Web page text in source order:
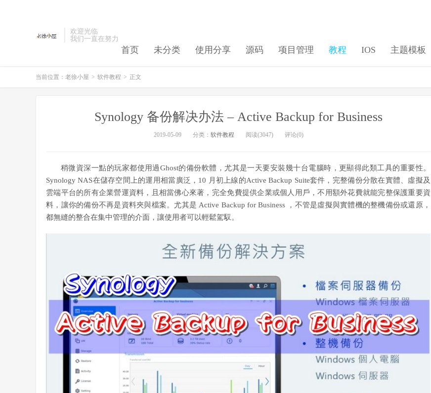
欢迎光临
我们一直在努力
首页 未分类 使用分享 源码 项目管理 教程 IOS 主题模板
当前位置： 老徐小屋 > 软件教程 > 正文
Synology 备份解决办法 – Active Backup for Business
2019-05-09 分类： 软件教程 阅读(3047) 评论(0)
稍微資深一點的玩家都使用過Ghost的備份軟體，尤其是一天要安裝幾十台電腦時，更顯得此類工具的重要性。
Synology NAS在儲存空間上的運用相當廣泛，10 月初上線的Active Backup Suite套件，完整備份分散在實體、虛擬及
雲端平台的所有企業營運資料，且相當佛心來著，完全免費提供企業或個人用戶，不用額外花費就能完整保護重要資
料，讓你的備份不再是資料夾與檔案。尤其是 Active Backup for Business ，不管是虛擬與實體機的整機備份或還原，
都無縫的整合在集中管理的介面，讓使用者可以輕鬆駕馭。